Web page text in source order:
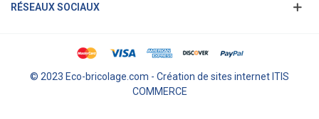
RÉSEAUX SOCIAUX
© 2023 Eco-bricolage.com - Création de sites internet ITIS
COMMERCE